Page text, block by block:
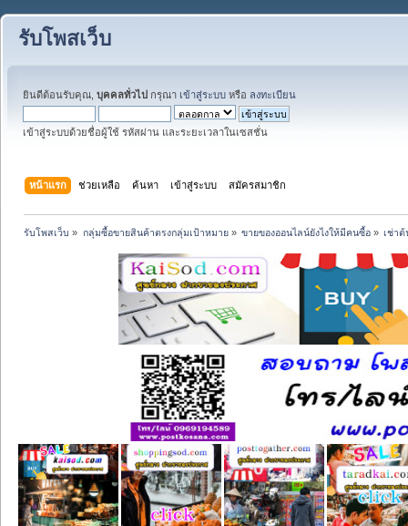
รับโพสเว็บ
ยินดีต้อนรับคุณ, บุคคลทั่วไป กรุณา เข้าสู่ระบบ หรือ ลงทะเบียน
เข้าสู่ระบบด้วยชื่อผู้ใช้ รหัสผ่าน และระยะเวลาในเซสชั่น
หน้าแรก ช่วยเหลือ ค้นหา เข้าสู่ระบบ สมัครสมาชิก
รับโพสเว็บ » กลุ่มซื้อขายสินค้าตรงกลุ่มเป้าหมาย» ขายของออนไลน์ยังไงให้มีคนซื้อ» เช่า